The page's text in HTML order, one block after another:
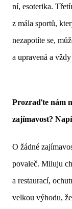
ní, esoterika.
z mála sportů,
nezapotíte se,
a upravená a
Prozraďte nám
zajímavost?
O žádné
povaleč. Miluju
a restaurací,
velkou výhodu,